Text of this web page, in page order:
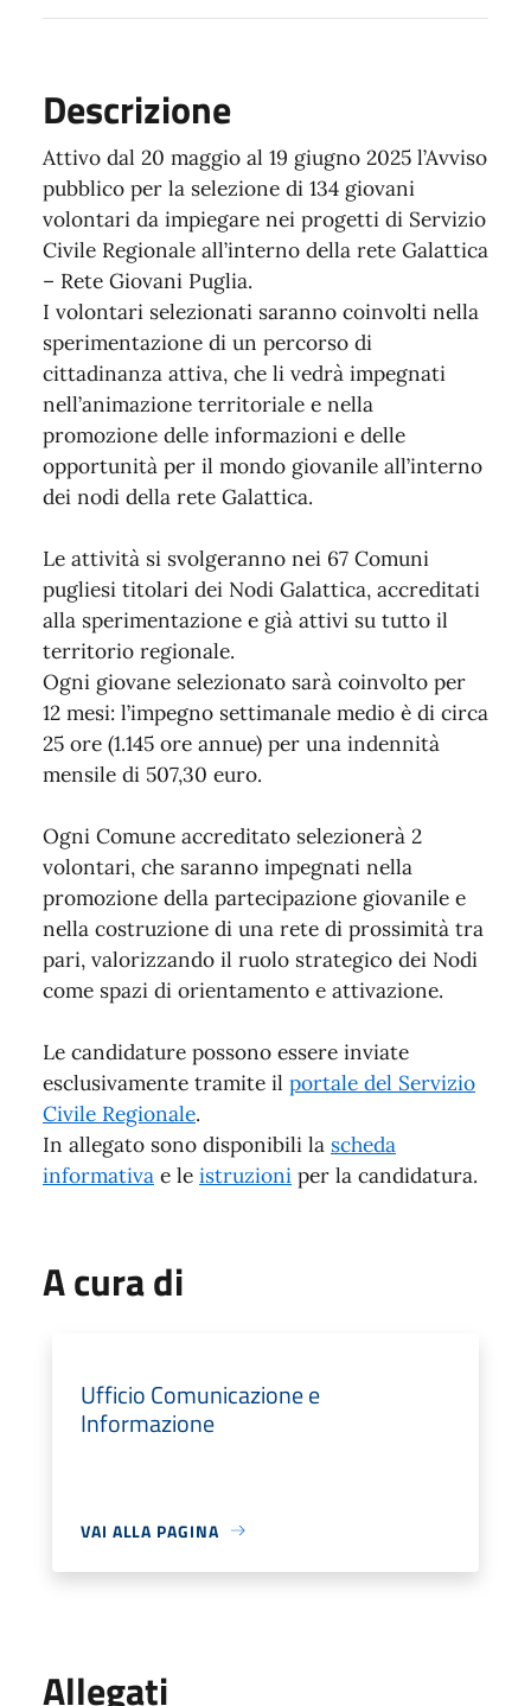
Descrizione
Attivo dal 20 maggio al 19 giugno 2025 l’Avviso
pubblico per la selezione di 134 giovani
volontari da impiegare nei progetti di Servizio
Civile Regionale all’interno della rete Galattica
– Rete Giovani Puglia.
I volontari selezionati saranno coinvolti nella
sperimentazione di un percorso di
cittadinanza attiva, che li vedrà impegnati
nell’animazione territoriale e nella
promozione delle informazioni e delle
opportunità per il mondo giovanile all’interno
dei nodi della rete Galattica.
Le attività si svolgeranno nei 67 Comuni
pugliesi titolari dei Nodi Galattica, accreditati
alla sperimentazione e già attivi su tutto il
territorio regionale.
Ogni giovane selezionato sarà coinvolto per
12 mesi: l’impegno settimanale medio è di circa
25 ore (1.145 ore annue) per una indennità
mensile di 507,30 euro.
Ogni Comune accreditato selezionerà 2
volontari, che saranno impegnati nella
promozione della partecipazione giovanile e
nella costruzione di una rete di prossimità tra
pari, valorizzando il ruolo strategico dei Nodi
come spazi di orientamento e attivazione.
Le candidature possono essere inviate
esclusivamente tramite il portale del Servizio
Civile Regionale.
In allegato sono disponibili la scheda
informativa e le istruzioni per la candidatura.
A cura di
Ufficio Comunicazione e
Informazione
VAI ALLA PAGINA
Allegati